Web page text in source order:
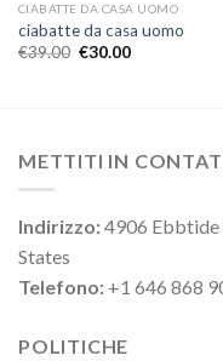
CIABATTE DA CASA UOMO
ciabatte da casa uomo
€39.00 €30.00
METTITI IN
Indirizzo:4906 Ebbtide
States
Telefono: +1 646 868
POLITICHE